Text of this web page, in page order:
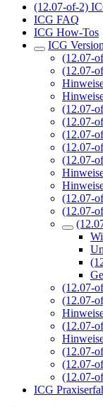
(12.07-of-2)
ICG FAQ
ICG How-Tos
ICG
(12.07-
(12.07-
(12.07-
(12.07-
(12.07-
(12.07-
(12.07-
(12.07-
(12.07-
(12.07-
(12.07-
(12.07-
(12.07-
(12.07-
(12.07-
ICG